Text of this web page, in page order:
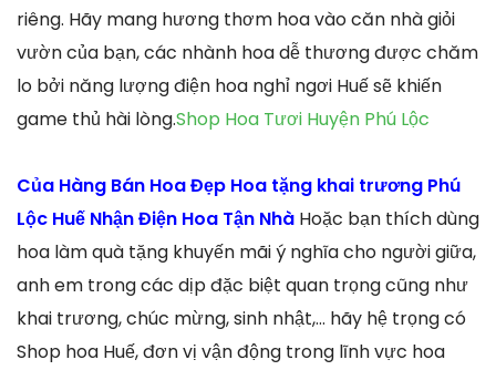
riêng. Hãy mang hương thơm hoa vào căn nhà giỏi
vườn của bạn, các nhành hoa dễ thương được chăm
lo bởi năng lượng điện hoa nghỉ ngơi Huế sẽ khiến
game thủ hài lòng.Shop Hoa Tươi Huyện Phú Lộc
Của Hàng Bán Hoa Đẹp Hoa tặng khai trương Phú
Lộc Huế Nhận Điện Hoa Tận Nhà Hoặc bạn thích dùng
hoa làm quà tặng khuyến mãi ý nghĩa cho người giữa,
anh em trong các dịp đặc biệt quan trọng cũng như
khai trương, chúc mừng, sinh nhật,… hãy hệ trọng có
Shop hoa Huế, đơn vị vận động trong lĩnh vực hoa